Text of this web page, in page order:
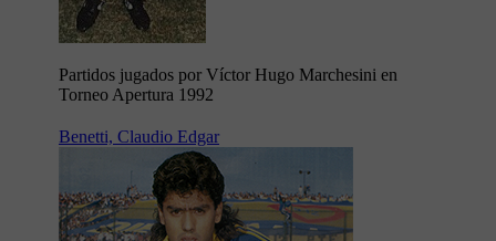
Partidos jugados por Víctor Hugo Marchesini en
Torneo Apertura 1992
Benetti, Claudio Edgar